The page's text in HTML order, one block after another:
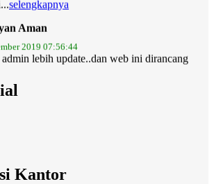
Aman
2019 07:56:44
admin lebih update..dan web ini dirancang
Kantor